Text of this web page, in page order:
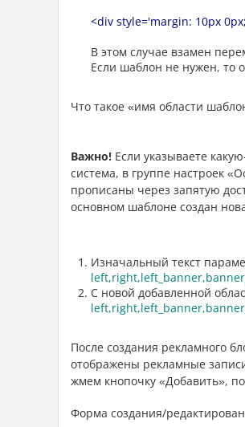
<div style='margin: 10px
В этом случае взамен
Если шаблон не нужен, то
Что такое «имя области
Важно! Если указываете
система, в группе настроек
прописаны через запятую
основном шаблоне создан
Изначальный текст
С новой добавленной
После создания рекламного
отображены рекламные
жмем кнопочку «Добавить»,
Форма создания/